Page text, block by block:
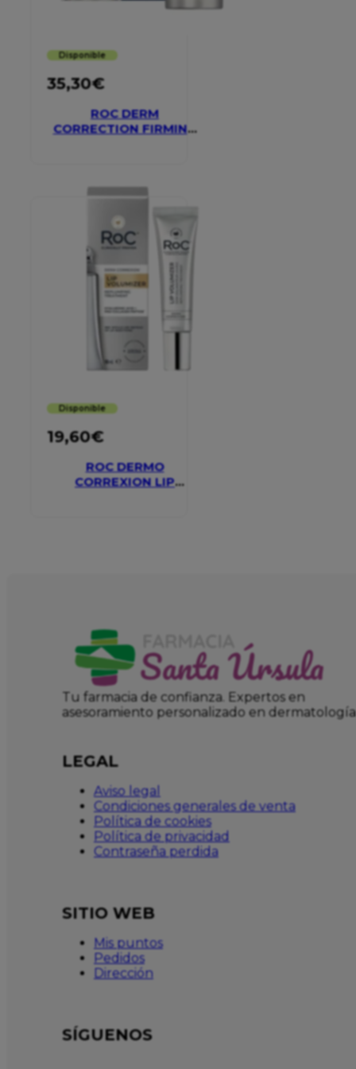
Disponible
35,30€
ROC DERM
CORRECTION FIRMING
Disponible
19,60€
ROC DERMO
CORREXION LIP
Tu farmacia de confianza. Expertos en
asesoramiento personalizado en dermatología
LEGAL
Aviso legal
Condiciones generales de venta
Política de cookies
Política de privacidad
Contraseña perdida
SITIO WEB
Mis puntos
Pedidos
Dirección
SÍGUENOS